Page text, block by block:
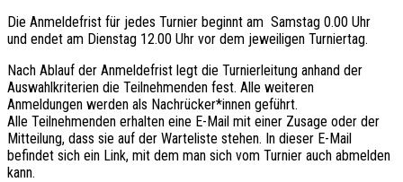
Die Anmeldefrist für jedes Turnier beginnt am Samstag 0.00 Uhr
und endet am Dienstag 12.00 Uhr vor dem jeweiligen Turniertag.
Nach Ablauf der Anmeldefrist legt die Turnierleitung anhand der
Auswahlkriterien die Teilnehmenden fest. Alle weiteren
Anmeldungen werden als Nachrücker*innen geführt.
Alle Teilnehmenden erhalten eine E-Mail mit einer Zusage oder der
Mitteilung, dass sie auf der Warteliste stehen. In dieser E-Mail
befindet sich ein Link, mit dem man sich vom Turnier auch abmelden
kann.